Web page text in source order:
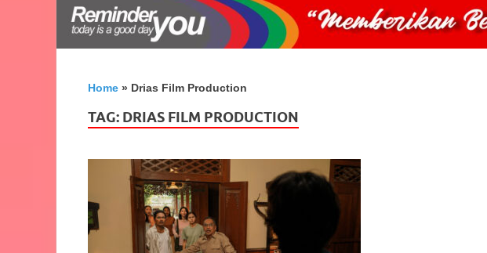
Home » Drias Film Production
TAG: DRIAS FILM PRODUCTION